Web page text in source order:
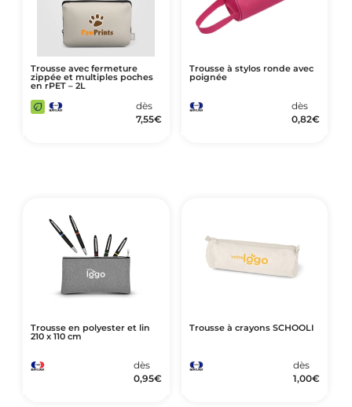
Trousse avec fermeture
zippée et multiples poches
en rPET – 2L
dès
7,55€
Trousse à stylos ronde avec
poignée
dès
0,82€
Trousse en polyester et lin
210 x 110 cm
dès
0,95€
Trousse à crayons SCHOOLI
dès
1,00€